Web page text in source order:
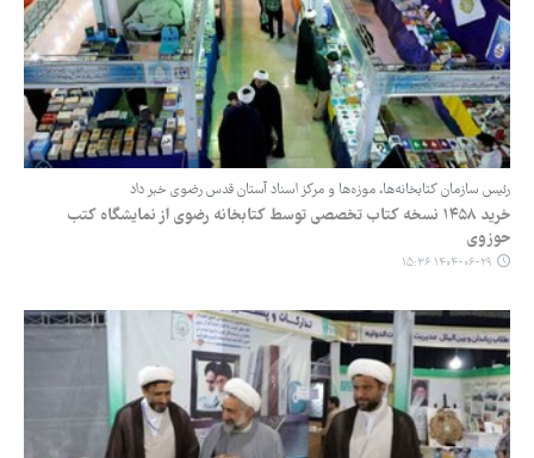
رئیس سازمان کتابخانه‌ها، موزه‌ها و مرکز اسناد آستان قدس رضوی خبر داد
خرید ۱۴۵۸ نسخه کتاب تخصصی توسط کتابخانه رضوی از نمایشگاه کتب
حوزوی
۱۴۰۴-۰۶-۲۹ ۱۵:۳۶